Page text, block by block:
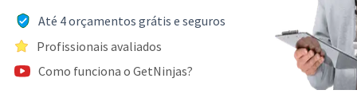
Até 4 orçamentos grátis e seguros
Profissionais avaliados
Como funciona o GetNinjas?